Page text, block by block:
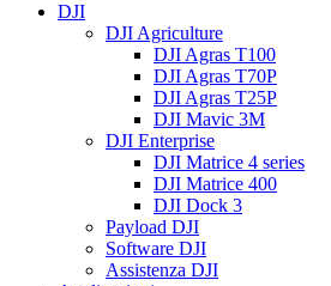
DJI
DJI Agriculture
DJI Agras T100
DJI Agras T70P
DJI Agras T25P
DJI Mavic 3M
DJI Enterprise
DJI Matrice 4 series
DJI Matrice 400
DJI Dock 3
Payload DJI
Software DJI
Assistenza DJI